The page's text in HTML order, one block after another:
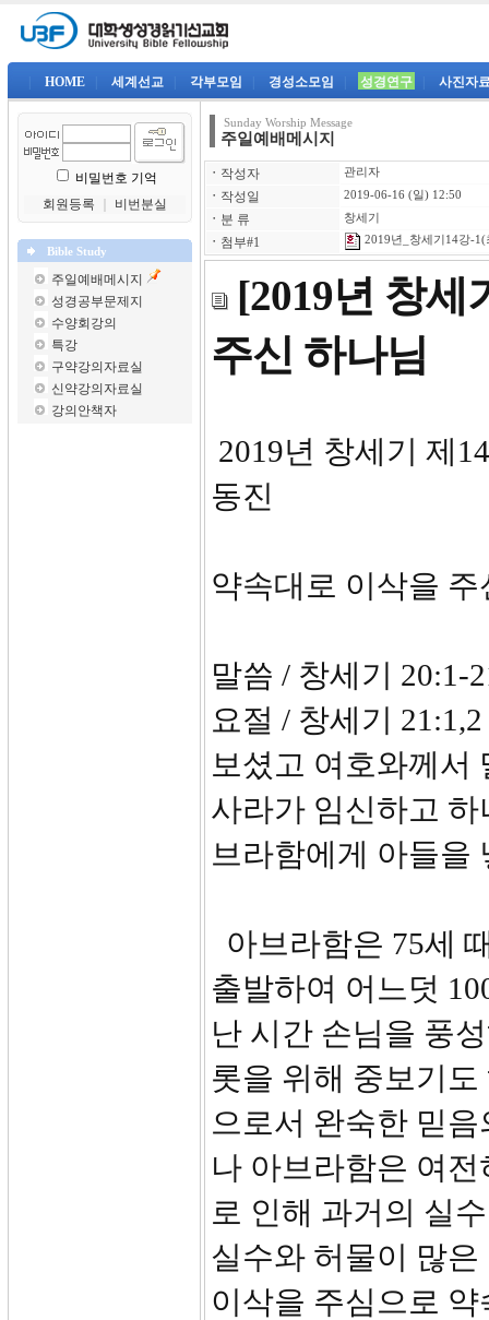
HOME 세계선교 각부모임 경성소모임 성경연구 사진자
비밀번호 기억
회원등록
비번분실
Bible Study
주일예배메시지
성경공부문제지
수양회강의
특강
구약강의자료실
신약강의자료실
강의안책자
Sunday Worship Message
주일예배메시지
ㆍ 작성자 관리자
ㆍ 작성일 2019-06-16 (일) 12:50
ㆍ 분 류 창세기
ㆍ 첨부#1 2019년_창세기14강-1(
[2019년 창세
주신 하나님
2019년
동진
약속대로 이삭을
말씀 / 창세기 20:1-
요절 / 창세기
보셨고 여호와께서
사라가 임신하고
브라함에게 아들을
아브라함은 75세
출발하여 어느덧
난 시간 손님을 풍
롯을 위해 중보기
으로서 완숙한 믿
나 아브라함은 여
로 인해 과거의 실
실수와 허물이 많
이삭을 주심으로